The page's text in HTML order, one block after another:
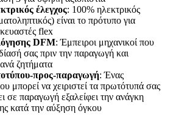
έλεγχος: 100% ηλεκτρικός
είναι το πρότυπο για
flex
DFM: Έμπειροι μηχανικοί που
σας πριν την παραγωγή και
ζητήματα
προς-παραγωγή: Ένας
μπορεί να χειριστεί τα πρωτότυπά σας
σε παραγωγή εξαλείφει την ανάγκη
κατά την αύξηση όγκου